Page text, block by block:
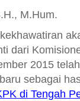
M.Hum.
dari 2015
sebagai
di Tengah